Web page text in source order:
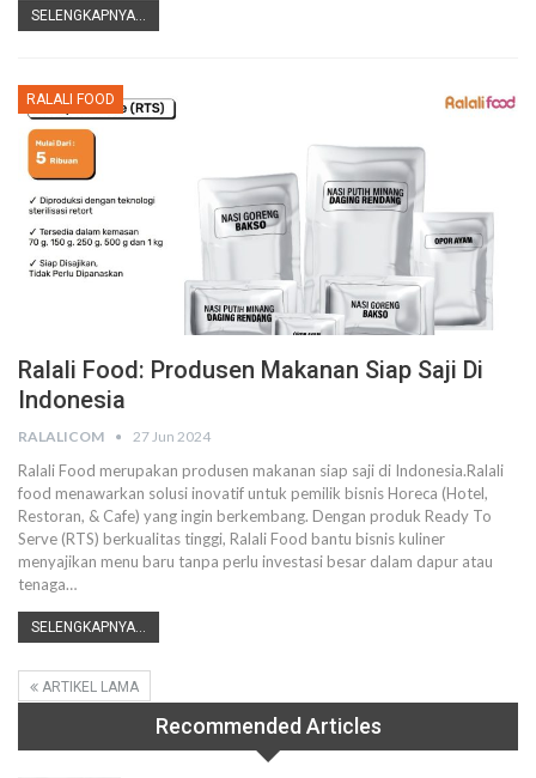
SELENGKAPNYA...
RALALI FOOD
Ralali Food: Produsen Makanan Siap Saji Di
Indonesia
RALALICOM 27 Jun 2024
Ralali Food merupakan produsen makanan siap saji di Indonesia.Ralali
food menawarkan solusi inovatif untuk pemilik bisnis Horeca (Hotel,
Restoran, & Cafe) yang ingin berkembang. Dengan produk Ready To
Serve (RTS) berkualitas tinggi, Ralali Food bantu bisnis kuliner
menyajikan menu baru tanpa perlu investasi besar dalam dapur atau
tenaga…
SELENGKAPNYA...
ARTIKEL LAMA
Recommended Articles